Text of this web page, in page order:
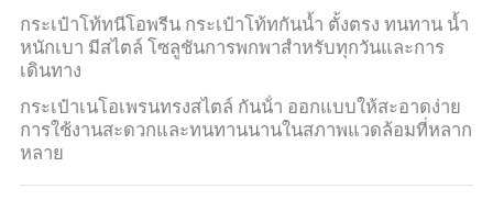
กระเป๋าโท้ทนีโอพรีน กระเป๋าโท้ทกันน้ำ ตั้งตรง ทนทาน น้ำ
หนักเบา มีสไตล์ โซลูชันการพกพาสำหรับทุกวันและการ
เดินทาง
กระเป๋าเนโอเพรนทรงสไตล์ กันน้ํา ออกแบบให้สะอาดง่าย
การใช้งานสะดวกและทนทานนานในสภาพแวดล้อมที่หลาก
หลาย